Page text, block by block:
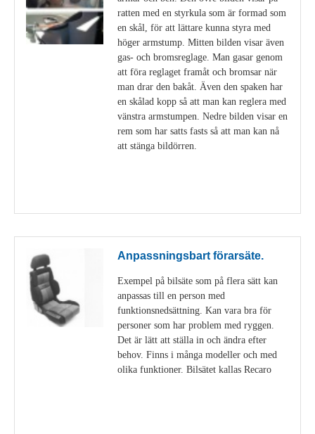
ratten med en styrkula som är formad som
en skål, för att lättare kunna styra med
höger armstump. Mitten bilden visar även
gas- och bromsreglage. Man gasar genom
att föra reglaget framåt och bromsar när
man drar den bakåt. Även den spaken har
en skålad kopp så att man kan reglera med
vänstra armstumpen. Nedre bilden visar en
rem som har satts fasts så att man kan nå
att stänga bildörren.
Anpassningsbart förarsäte.
Exempel på bilsäte som på flera sätt kan
anpassas till en person med
funktionsnedsättning. Kan vara bra för
personer som har problem med ryggen.
Det är lätt att ställa in och ändra efter
behov. Finns i många modeller och med
olika funktioner. Bilsätet kallas Recaro